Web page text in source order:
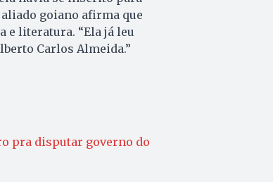
goiano afirma que
e literatura. “Ela já leu
Carlos Almeida.”
pra disputar governo do